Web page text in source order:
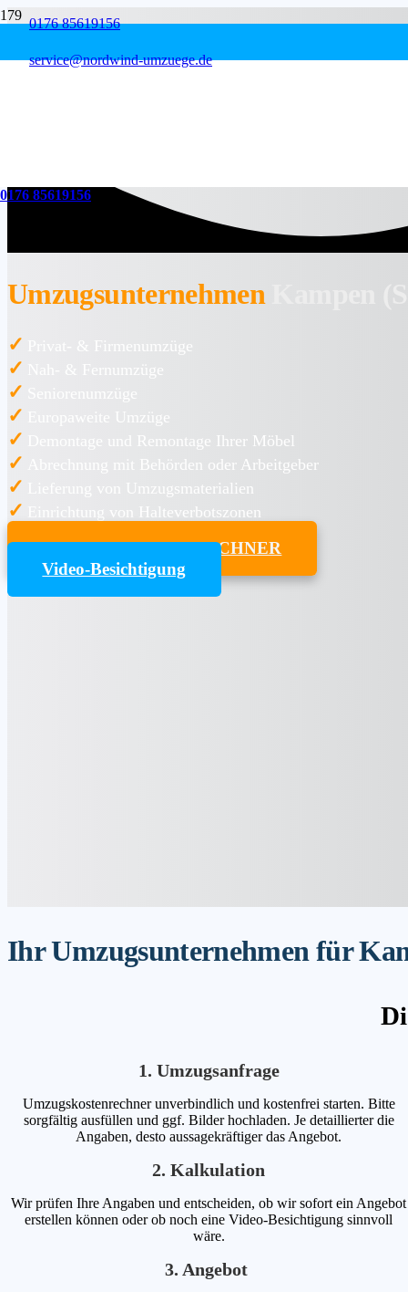
0176 85619156
service@nordwind-umzuege.de
0176 85619156
UmzugsunternehmenKampen
✓ Privat- & Firmenumzüge
✓ Nah- & Fernumzüge
✓ Seniorenumzüge
✓ Europaweite Umzüge
✓ Demontage und Remontage Ihrer Möbel
✓ Abrechnung mit Behörden oder Arbeitgeber
✓ Lieferung von Umzugsmaterialien
✓ Einrichtung von Halteverbotszonen
UMZUGSKOSTENRECHNER
Video-Besichtigung
Ihr Umzugsunternehmen für
1. Umzugsanfrage
Umzugskostenrechner unverbindlich und kostenfrei starten. Bitte
sorgfältig ausfüllen und ggf. Bilder hochladen. Je detaillierter die
Angaben, desto aussagekräftiger das Angebot.
2. Kalkulation
Wir prüfen Ihre Angaben und entscheiden, ob wir sofort ein Angebot
erstellen können oder ob noch eine Video-Besichtigung sinnvoll
wäre.
3. Angebot